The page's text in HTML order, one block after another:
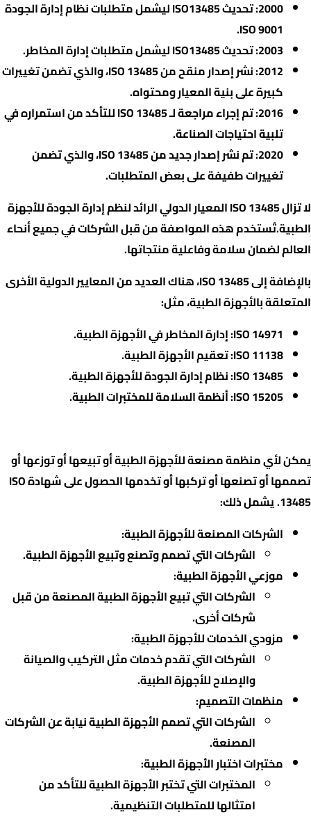
2000: تحديث ISO13485 ليشمل متطلبات نظام إدارة الجودة
ISO 9001.
2003: تحديث ISO13485 ليشمل متطلبات إدارة المخاطر.
2012: نشر إصدار منقح من ISO 13485، والذي تضمن تغييرات
كبيرة على بنية المعيار ومحتواه.
2016: تم إجراء مراجعة لـ ISO 13485 للتأكد من استمراره في
تلبية احتياجات الصناعة.
2020: تم نشر إصدار جديد من ISO 13485، والذي تضمن
تغييرات طفيفة على بعض المتطلبات.
لا تزال ISO 13485 المعيار الدولي الرائد لنظم إدارة الجودة للأجهزة
الطبية.تُستخدم هذه المواصفة من قبل الشركات في جميع أنحاء
العالم لضمان سلامة وفاعلية منتجاتها.
بالإضافة إلى ISO 13485، هناك العديد من المعايير الدولية الأخرى
المتعلقة بالأجهزة الطبية، مثل:
ISO 14971: إدارة المخاطر في الأجهزة الطبية.
ISO 11138: تعقيم الأجهزة الطبية.
ISO 13485: نظام إدارة الجودة للأجهزة الطبية.
ISO 15205: أنظمة السلامة للمختبرات الطبية.
يمكن لأي منظمة مصنعة للأجهزة الطبية أو تبيعها أو توزعها أو
تصممها أو تصنعها أو تركبها أو تخدمها الحصول على شهادة ISO
13485. يشمل ذلك:
الشركات المصنعة للأجهزة الطبية:
الشركات التي تصمم وتصنع وتبيع الأجهزة الطبية.
موزعي الأجهزة الطبية:
الشركات التي تبيع الأجهزة الطبية المصنعة من قبل
شركات أخرى.
مزودي الخدمات للأجهزة الطبية:
الشركات التي تقدم خدمات مثل التركيب والصيانة
والإصلاح للأجهزة الطبية.
منظمات التصميم:
الشركات التي تصمم الأجهزة الطبية نيابة عن الشركات
المصنعة.
مختبرات اختبار الأجهزة الطبية:
المختبرات التي تختبر الأجهزة الطبية للتأكد من
امتثالها للمتطلبات التنظيمية.